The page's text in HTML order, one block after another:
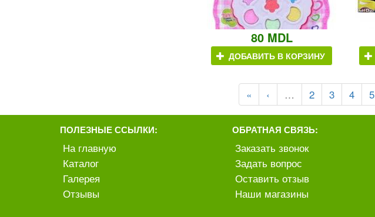
80 MDL
ДОБАВИТЬ В КОРЗИНУ
« ‹ … 2 3 4 5
ПОЛЕЗНЫЕ ССЫЛКИ:
На главную
Каталог
Галерея
Отзывы
ОБРАТНАЯ СВЯЗЬ:
Заказать звонок
Задать вопрос
Оставить отзыв
Наши магазины